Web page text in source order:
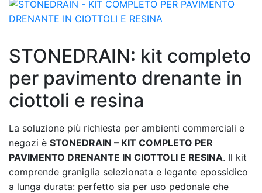
STONEDRAIN: kit completo
per pavimento drenante in
ciottoli e resina
La soluzione più richiesta per ambienti commerciali e
negozi è STONEDRAIN – KIT COMPLETO PER
PAVIMENTO DRENANTE IN CIOTTOLI E RESINA. Il kit
comprende graniglia selezionata e legante epossidico
a lunga durata: perfetto sia per uso pedonale che